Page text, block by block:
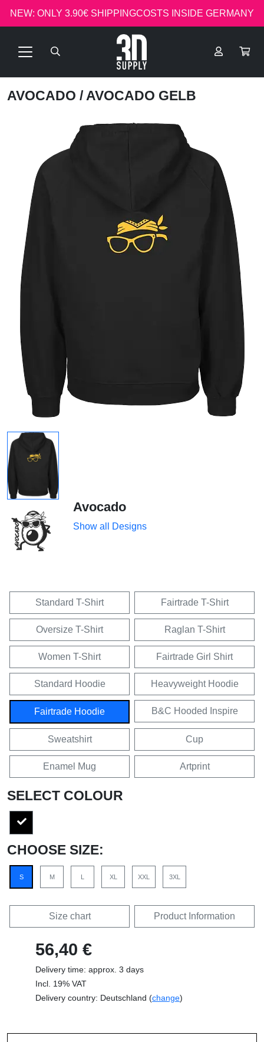
NEW: ONLY 3.90€ SHIPPINGCOSTS INSIDE GERMANY
AVOCADO / AVOCADO GELB
Avocado
Show all Designs
Standard T-Shirt Fairtrade T-Shirt
Oversize T-Shirt Raglan T-Shirt
Women T-Shirt Fairtrade Girl Shirt
Standard Hoodie Heavyweight Hoodie
Fairtrade Hoodie B&C Hooded Inspire
Sweatshirt Cup
Enamel Mug Artprint
SELECT COLOUR
CHOOSE SIZE:
S M XL XXL 3XL
Size chart Product Information
56,40 €
Delivery time: approx. 3 days
Incl. 19% VAT
Delivery country: Deutschland (change)